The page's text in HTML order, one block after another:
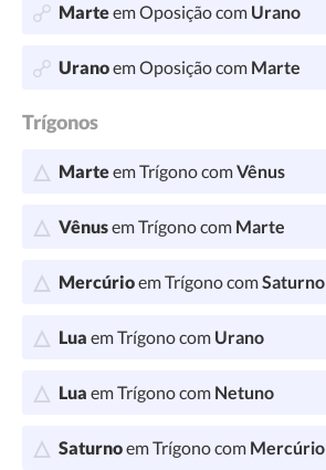
Marteem Oposição com Urano
Uranoem Oposição com Marte
Trígonos
Marteem Trígono comVênus
Vênusem Trígono com Marte
Mercúrioem Trígono comSaturno
Lua em Trígono com Urano
Lua em Trígono com Netuno
Saturnoem Trígono com Mercúrio